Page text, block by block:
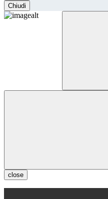
Chiudi
close